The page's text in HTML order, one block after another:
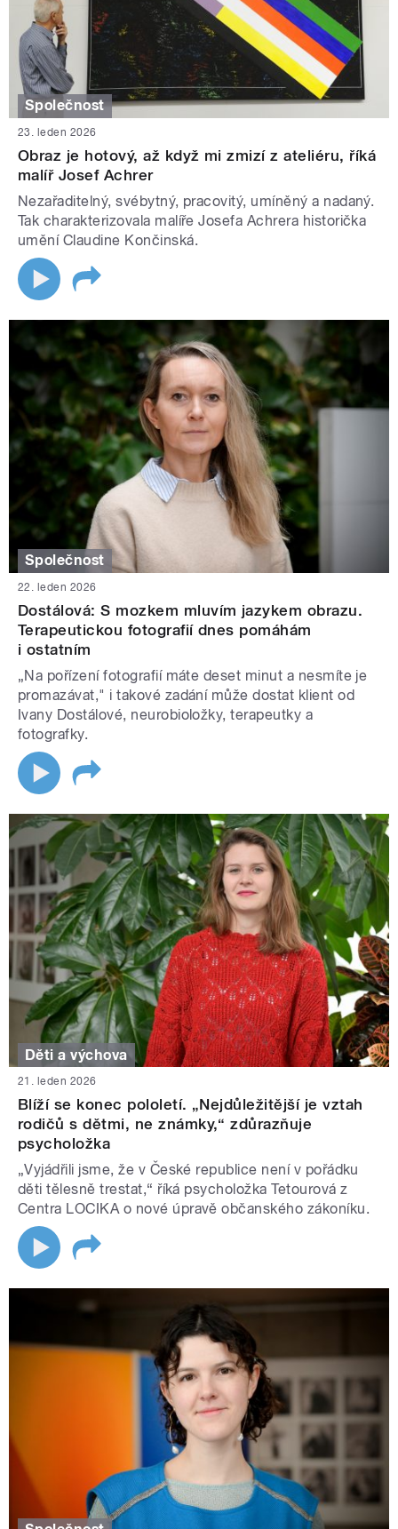
Společnost
23. leden 2026
Obraz je hotový, až když mi zmizí z ateliéru, říká
malíř Josef Achrer
Nezařaditelný, svébytný, pracovitý, umíněný a nadaný.
Tak charakterizovala malíře Josefa Achrera historička
umění Claudine Končinská.
Společnost
22. leden 2026
Dostálová: S mozkem mluvím jazykem obrazu.
Terapeutickou fotografií dnes pomáhám
i ostatním
„Na pořízení fotografií máte deset minut a nesmíte je
promazávat," i takové zadání může dostat klient od
Ivany Dostálové, neurobioložky, terapeutky a
fotografky.
Děti a výchova
21. leden 2026
Blíží se konec pololetí. „Nejdůležitější je vztah
rodičů s dětmi, ne známky,“ zdůrazňuje
psycholožka
„Vyjádřili jsme, že v České republice není v pořádku
děti tělesně trestat,“ říká psycholožka Tetourová z
Centra LOCIKA o nové úpravě občanského zákoníku.